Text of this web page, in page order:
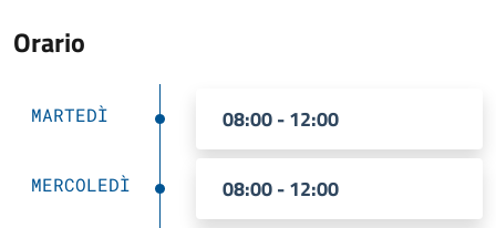
Orario
MARTEDÌ 08:00 - 12:00
MERCOLEDÌ 08:00 - 12:00